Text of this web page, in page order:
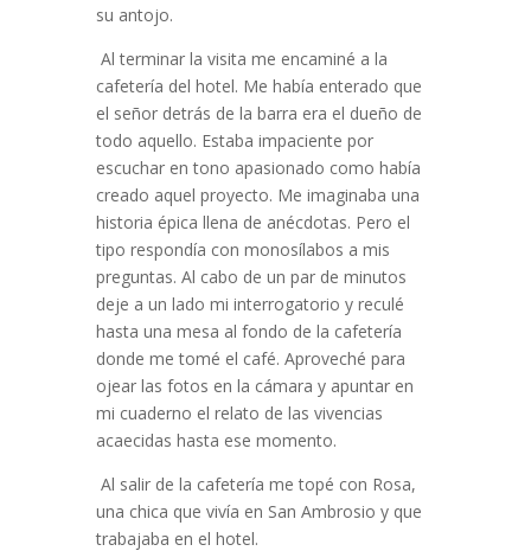
su antojo.
Al terminar la visita me encaminé a la
cafetería del hotel. Me había enterado que
el señor detrás de la barra era el dueño de
todo aquello. Estaba impaciente por
escuchar en tono apasionado como había
creado aquel proyecto. Me imaginaba una
historia épica llena de anécdotas. Pero el
tipo respondía con monosílabos a mis
preguntas. Al cabo de un par de minutos
deje a un lado mi interrogatorio y reculé
hasta una mesa al fondo de la cafetería
donde me tomé el café. Aproveché para
ojear las fotos en la cámara y apuntar en
mi cuaderno el relato de las vivencias
acaecidas hasta ese momento.
Al salir de la cafetería me topé con Rosa,
una chica que vivía en San Ambrosio y que
trabajaba en el hotel.